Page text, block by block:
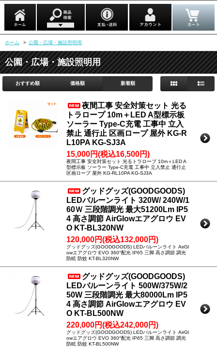
ホーム > 公園・広場・施設照明用
公園・広場・施設照明用
おすすめ順 価格順 新着順
夜間工事 安全対策セット 光る
トラロープ 10m＋LED A型標示板
ソーラー Type-C充電 工事中 立入
禁止 通行止 区画ロープ 屋外 KG-R
L10PA KG-SJ3A
15,000円(税込16,500円)
夜間工事 安全対策セット 光るトラロープ 10m＋LED A
型標示板 ソーラー Type-C充電 工事中 立入禁止 通行止
区画ロープ 屋外 KG-RL10PA KG-SJ3A
グッドグッズ(GOODGOODS)
LEDバルーンライト 320W/ 240W/1
60Ｗ 三段階調光 最大51200Lm IP5
4 高さ調節 AirGlowエアグロウ EV
O KT-BL320NW
120,000円(税込132,000円)
グッドグッズ(GOODGOODS) LEDバルーンライト AirGl
owエアグロウ EVO 360°配光 IP65 三脚 高さ調節 調光
防眩 防蚊 KT-BL320NW
グッドグッズ(GOODGOODS)
LEDバルーンライト 500W/375W/2
50W 三段階調光 最大80000Lm IP5
4 高さ調節 AirGlowエアグロウ EV
O KT-BL500NW
220,000円(税込242,000円)
グッドグッズ(GOODGOODS) LEDバルーンライト AirGl
owエアグロウ EVO 360°配光 IP65 三脚 高さ調節 調光
防眩 防蚊 KT-BL500NW